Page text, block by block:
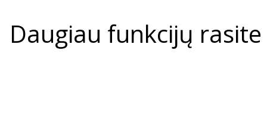
Daugiau funkcijų rasite